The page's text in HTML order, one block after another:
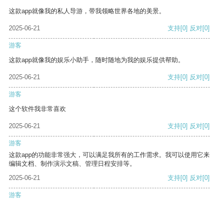
这款app就像我的私人导游，带我领略世界各地的美景。
2025-06-21 支持[0] 反对[0]
游客
这款app就像我的娱乐小助手，随时随地为我的娱乐提供帮助。
2025-06-21 支持[0] 反对[0]
游客
这个软件我非常喜欢
2025-06-21 支持[0] 反对[0]
游客
这款app的功能非常强大，可以满足我所有的工作需求。我可以使用它来
编辑文档、制作演示文稿、管理日程安排等。
2025-06-21
支持[0] 反对[0]
游客